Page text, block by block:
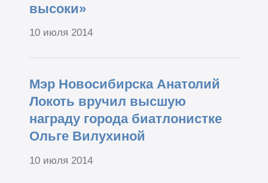
высоки»
10 июля 2014
Мэр Новосибирска Анатолий
Локоть вручил высшую
награду города биатлонистке
Ольге Вилухиной
10 июля 2014